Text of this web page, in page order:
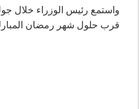
واستمع رئيس الوزراء خلال
قرب حلول شهر رمضان